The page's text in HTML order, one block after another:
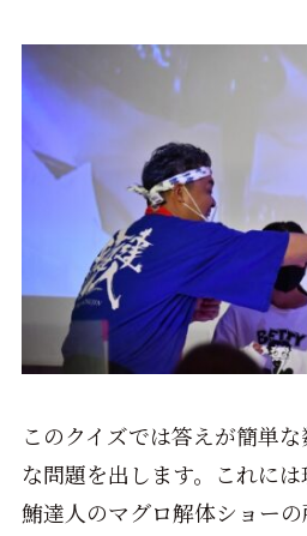
このクイズでは答えが簡単
な問題を出します。これには
鮪達人のマグロ解体ショー